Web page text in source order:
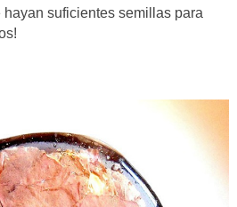
hayan suficientes semillas para